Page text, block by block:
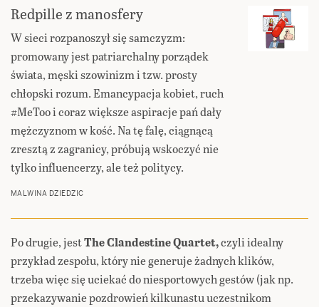
Redpille z manosfery
W sieci rozpanoszył się samczyzm:
promowany jest patriarchalny porządek
świata, męski szowinizm i tzw. prosty
chłopski rozum. Emancypacja kobiet, ruch
#MeToo i coraz większe aspiracje pań dały
mężczyznom w kość. Na tę falę, ciągnącą
zresztą z zagranicy, próbują wskoczyć nie
tylko influencerzy, ale też politycy.
MALWINA DZIEDZIC
Po drugie, jestThe Clandestine Quartet,czyli idealny
przykład zespołu, który nie generuje żadnych klików,
trzeba więc się uciekać do niesportowych gestów (jak np.
przekazywanie pozdrowień kilkunastu uczestnikom